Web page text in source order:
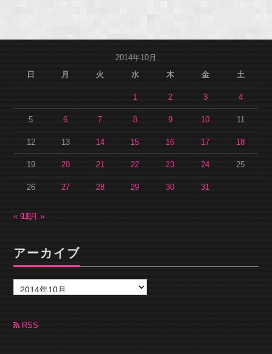
2014年10月
日
月 火 水 木 金 土
1 2 3 4
5 6 7 8 9 10 11
12 13 14 15 16 17 18
19 20 21 22 23 24 25
26 27 28 29 30 31
« 9月
11月 »
アーカイブ
ー
カ
ブ RSS